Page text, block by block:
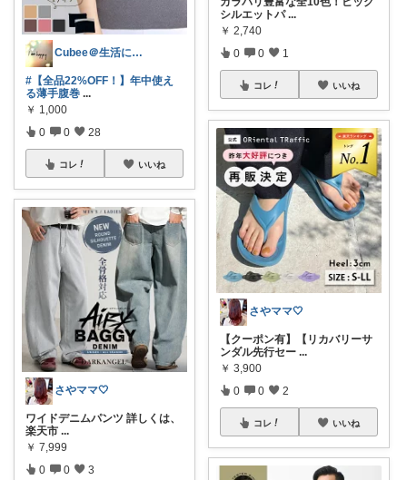
Cubee＠生活にhappyと彩を✨
#【全品22%OFF！】年中使え
る薄手腹巻 ...
￥ 1,000
0 0 28
コレ いいね
さやママ🤍
ワイドデニムパンツ 詳しくは、
楽天市 ...
￥ 7,999
0 0 3
シルエットパ ...
￥ 2,740
0 0 1
コレ いいね
さやママ🤍
【クーポン有】【リカバリーサ
ンダル先行セー ...
￥ 3,900
0 0 2
コレ いいね